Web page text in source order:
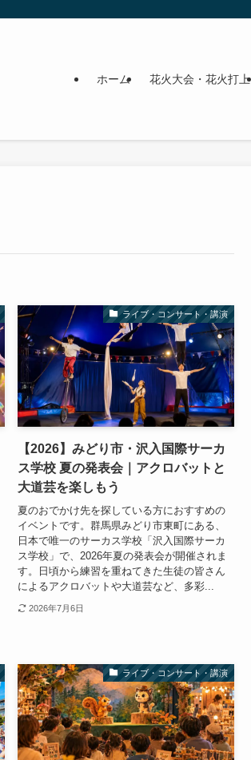
ホーム 花火大会・花火打上
ライブ・コンサート・講演
【2026】みどり市・沢入国際サーカ
ス学校 夏の発表会｜アクロバットと
大道芸を楽しもう
夏のおでかけ先を探している方におすすめの
イベントです。群馬県みどり市東町にある、
日本で唯一のサーカス学校「沢入国際サーカ
ス学校」で、2026年夏の発表会が開催されま
す。日頃から練習を重ねてきた生徒の皆さん
によるアクロバットや大道芸など、多彩...
2026年7月6日
ライブ・コンサート・講演